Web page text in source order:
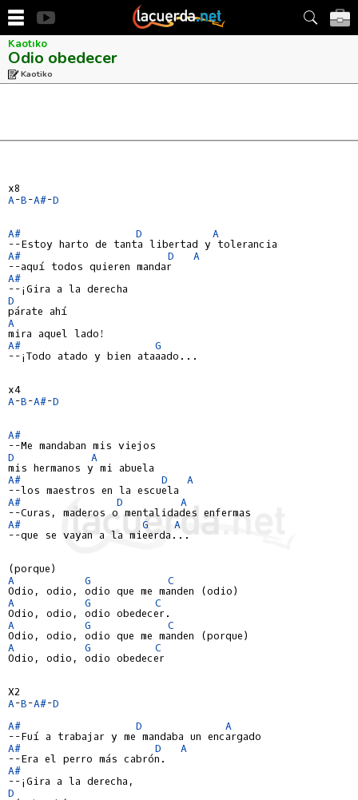
Kaotiko
Odio obedecer
Kaotiko
A-B-A#-D
A# D
A
A#
D
A
A#
D
A
A#
G
--¡Todo atado y bien ataaado...
A-B-A#-D
A#
D
A
A#
D
A
A#
D
A
A#
G
A
--que se vayan a la mieerda...
A
G
C
A
G
C
A
G
C
A
G
C
Odio, odio, odio obedecer
A-B-A#-D
A#
D
A
A#
D
A
A#
D